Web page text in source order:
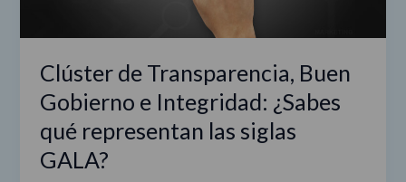
Clúster de Transparencia, Buen
Gobierno e Integridad: ¿Sabes
qué representan las siglas
GALA?
siglas
GALA?